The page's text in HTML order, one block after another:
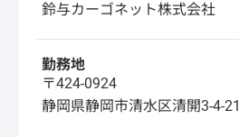
鈴与カーゴネット株式会社
勤務地
〒424-0924
静岡県静岡市清水区清開3-4-21